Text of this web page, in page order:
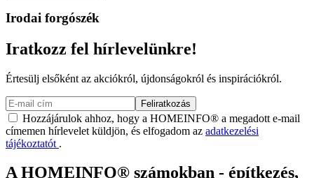
Irodai forgószék
Iratkozz fel hírlevelünkre!
Értesülj elsőként az akciókról, újdonságokról és inspirációkról.
Feliratkozás
Hozzájárulok ahhoz, hogy a HOMEINFO® a megadott e-mail
címemen hírlevelet küldjön, és elfogadom az adatkezelési
tájékoztatót .
A HOMEINFO® számokban - építkezés,